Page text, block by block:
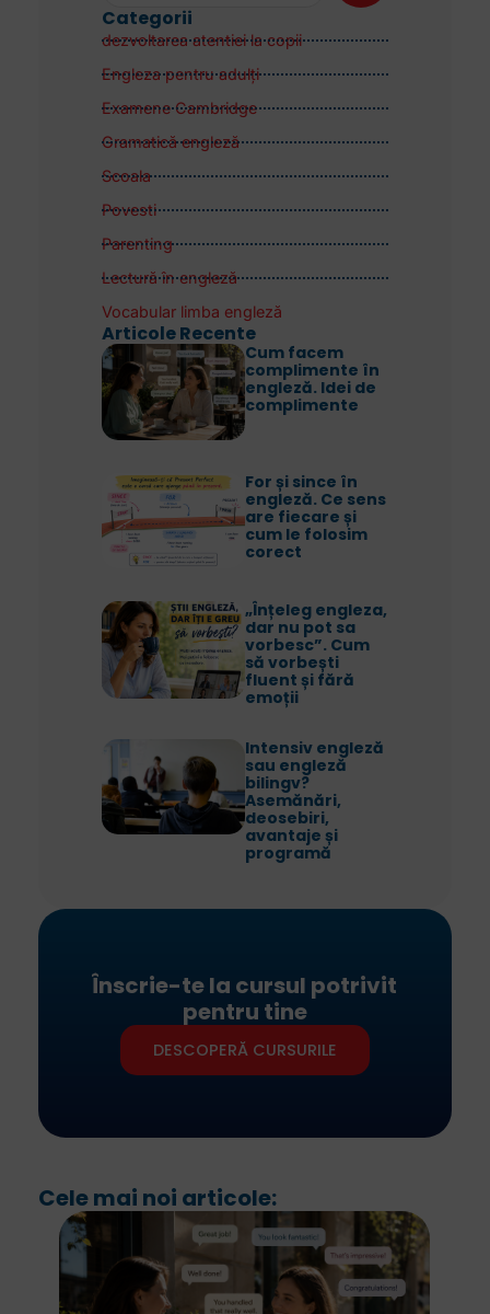
Categorii
dezvoltarea atentiei la copii
Engleza pentru adulţi
Examene Cambridge
Gramatică engleză
Scoala
Povesti
Parenting
Lectură în engleză
Vocabular limba engleză
Articole Recente
Cum facem
complimente în
engleză. Idei de
complimente
For și since în
engleză. Ce sens
are fiecare și
cum le folosim
corect
„Înțeleg engleza,
dar nu pot sa
vorbesc”. Cum
să vorbești
fluent și fără
emoții
Intensiv engleză
sau engleză
bilingv?
Asemănări,
deosebiri,
avantaje și
programă
Înscrie-te la cursul potrivit
pentru tine
DESCOPERĂ CURSURILE
Cele mai noi articole: